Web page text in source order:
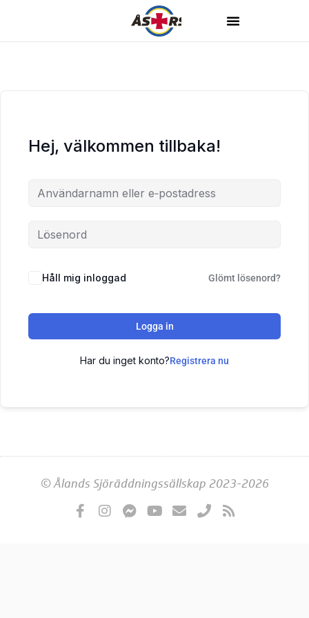
Hej, välkommen tillbaka!
Håll mig inloggad Glömt lösenord?
Logga in
Har du inget konto?Registrera nu
© Ålands Sjöräddningssällskap 2023-2026